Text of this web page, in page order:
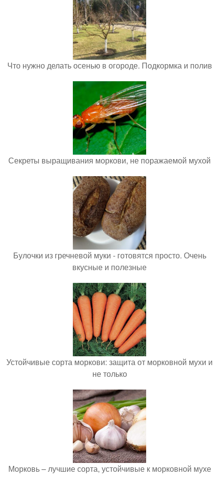
Что нужно делать осенью в огороде. Подкормка и полив
Секреты выращивания моркови, не поражаемой мухой
Булочки из гречневой муки - готовятся просто. Очень
вкусные и полезные
Устойчивые сорта моркови: защита от морковной мухи и
не только
Морковь – лучшие сорта, устойчивые к морковной мухе